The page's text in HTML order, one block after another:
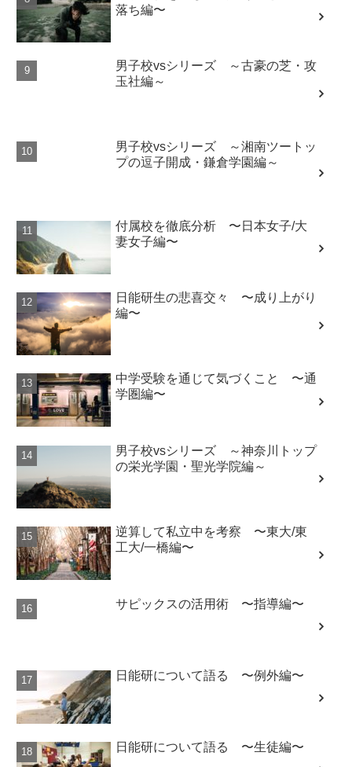
落ち編〜
男子校vsシリーズ ～古豪の芝・攻
玉社編～
男子校vsシリーズ ～湘南ツートッ
プの逗子開成・鎌倉学園編～
付属校を徹底分析 〜日本女子/大
妻女子編〜
日能研生の悲喜交々 〜成り上がり
編〜
中学受験を通じて気づくこと 〜通
学圏編〜
男子校vsシリーズ ～神奈川トップ
の栄光学園・聖光学院編～
逆算して私立中を考察 〜東大/東
工大/一橋編〜
サピックスの活用術 〜指導編〜
日能研について語る 〜例外編〜
日能研について語る 〜生徒編〜